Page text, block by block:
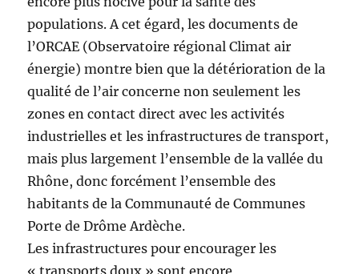
populations. A cet égard, les documents de
l’ORCAE (Observatoire régional Climat air
énergie) montre bien que la détérioration de la
qualité de l’air concerne non seulement les
zones en contact direct avec les activités
industrielles et les infrastructures de transport,
mais plus largement l’ensemble de la vallée du
Rhône, donc forcément l’ensemble des
habitants de la Communauté de Communes
Porte de Drôme Ardèche.
Les infrastructures pour encourager les